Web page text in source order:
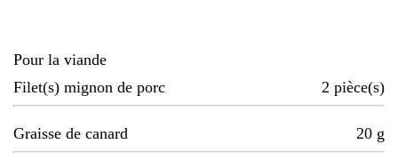
Pour la viande
Filet(s) mignon de porc
2 pièce(s)
Graisse de canard 20 g